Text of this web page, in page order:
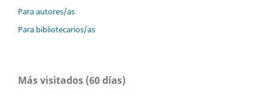
Para autores/as
Para bibliotecarios/as
Más visitados (60 días)